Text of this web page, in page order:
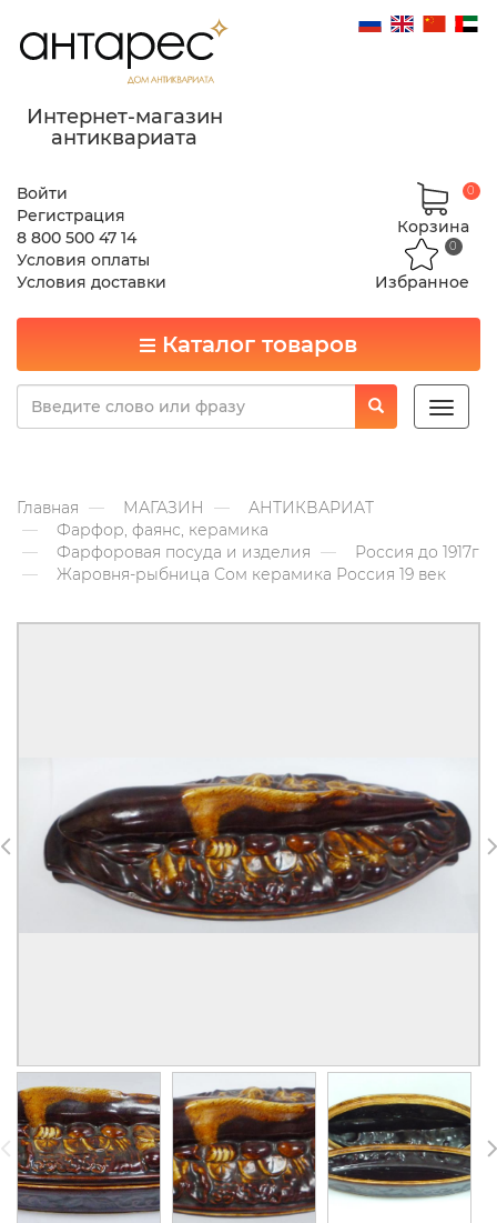
Интернет-магазин
антиквариата
Войти
Регистрация
8 800 500 47 14
Условия оплаты
Условия доставки
Корзина
0
Избранное
0
Каталог товаров
Toggle
Главная МАГАЗИН
АНТИКВАРИАТ
Фарфор, фаянс, керамика
Фарфоровая посуда и изделия
Россия до 1917г
Жаровня-рыбница Сом керамика Россия 19 век